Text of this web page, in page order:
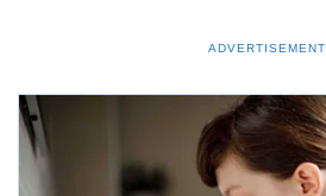
ADVERTISEMENT